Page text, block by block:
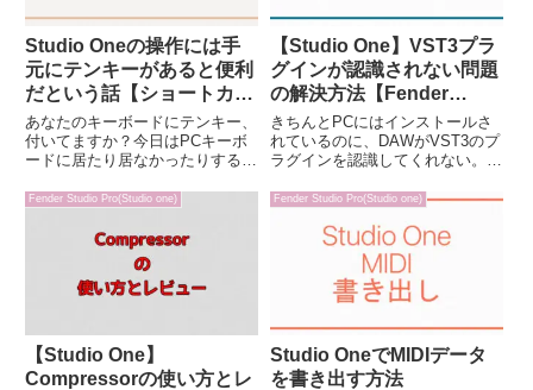
Studio Oneの操作には手
元にテンキーがあると便利
だという話【ショートカッ
トキー】
あなたのキーボードにテンキー、
付いてますか？今日はPCキーボ
ードに居たり居なかったりするテ
いうのも、Studio Oneではテンキ
が割り当てられているからです。
出来ることがめちゃく...
【Studio One】VST3プラ
グインが認識されない問題
の解決方法【Fender
Studio Pro】
きちんとPCにはインストールさ
れているのに、DAWがVST3のプ
ラグインを認識してくれない。そ
いでしょうか？僕もそんなトラブ
が、試行錯誤した結果解決までに
かなり時間がかかってしまい...
Fender Studio Pro(Studio one)
【Studio One】
Compressorの使い方とレ
Fender Studio Pro(Studio one)
Studio OneでMIDIデータ
を書き出す方法